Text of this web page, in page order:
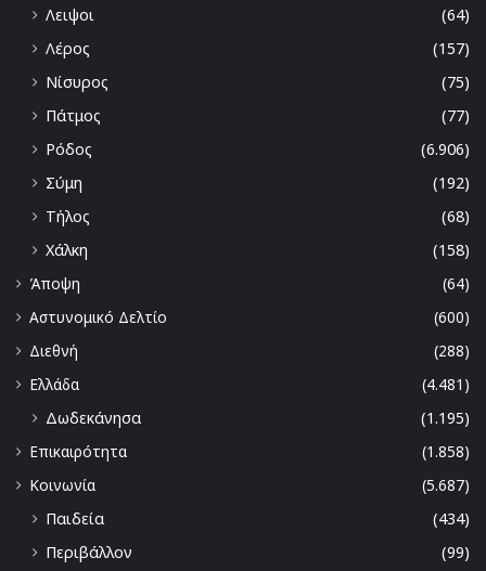
Λειψοι
(64)
Λέρος
(157)
Νίσυρος
(75)
Πάτμος
(77)
Ρόδος
(6.906)
Σύμη
(192)
Τήλος
(68)
Χάλκη
(158)
Άποψη
(64)
Αστυνομικό Δελτίο
(600)
Διεθνή
(288)
Ελλάδα
(4.481)
Δωδεκάνησα
(1.195)
Επικαιρότητα
(1.858)
Κοινωνία
(5.687)
Παιδεία
(434)
Περιβάλλον
(99)